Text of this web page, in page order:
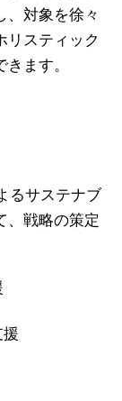
、対象を徐々
リスティック
ます。
るサステナブ
、戦略の策定